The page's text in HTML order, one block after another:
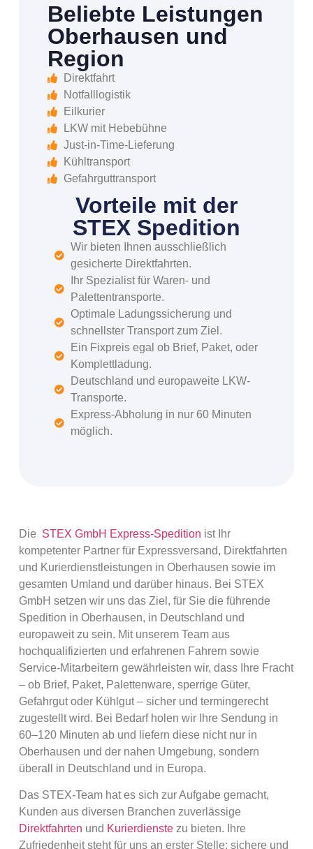
Die STEX GmbH Express-Spedition ist Ihr
kompetenter Partner für Expressversand, Direktfahrten
und Kurierdienstleistungen in Oberhausen sowie im
gesamten Umland und darüber hinaus. Bei STEX
GmbH setzen wir uns das Ziel, für Sie die führende
Spedition in Oberhausen, in Deutschland und
europaweit zu sein. Mit unserem Team aus
hochqualifizierten und erfahrenen Fahrern sowie
Service-Mitarbeitern gewährleisten wir, dass Ihre Fracht
– ob Brief, Paket, Palettenware, sperrige Güter,
Gefahrgut oder Kühlgut – sicher und termingerecht
zugestellt wird. Bei Bedarf holen wir Ihre Sendung in
60–120 Minuten ab und liefern diese nicht nur in
Oberhausen und der nahen Umgebung, sondern
überall in Deutschland und in Europa.
Das STEX-Team hat es sich zur Aufgabe gemacht,
Kunden aus diversen Branchen zuverlässige
Direktfahrten und Kurierdienstezu bieten. Ihre
Zufriedenheit steht für uns an erster Stelle: sichere und
Beliebte Leistungen
Oberhausen und
Region
Direktfahrt
Notfalllogistik
Eilkurier
LKW mit Hebebühne
Just-in-Time-Lieferung
Kühltransport
Gefahrguttransport
Vorteile mit der
STEX Spedition
Wir bieten Ihnen ausschließlich
gesicherte Direktfahrten.
Ihr Spezialist für Waren- und
Palettentransporte.
Optimale Ladungssicherung und
schnellster Transport zum Ziel.
Ein Fixpreis egal ob Brief, Paket, oder
Komplettladung.
Deutschland und europaweite LKW-
Transporte.
Express-Abholung in nur 60 Minuten
möglich.